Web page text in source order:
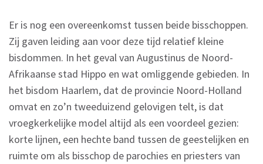
Er is nog een overeenkomst tussen beide bisschoppen.
Zij gaven leiding aan voor deze tijd relatief kleine
bisdommen. In het geval van Augustinus de Noord-
Afrikaanse stad Hippo en wat omliggende gebieden. In
het bisdom Haarlem, dat de provincie Noord-Holland
omvat en zo’n tweeduizend gelovigen telt, is dat
vroegkerkelijke model altijd als een voordeel gezien:
korte lijnen, een hechte band tussen de geestelijken en
ruimte om als bisschop de parochies en priesters van